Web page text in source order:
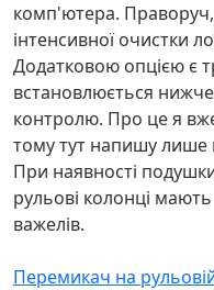
комп'ютера.
інтенсивної очистки
Додатковою опцією є
встановлюється
контролю. Про це я вже
тому тут напишу
При наявності
рульові колонці
важелів.
Перемикач на